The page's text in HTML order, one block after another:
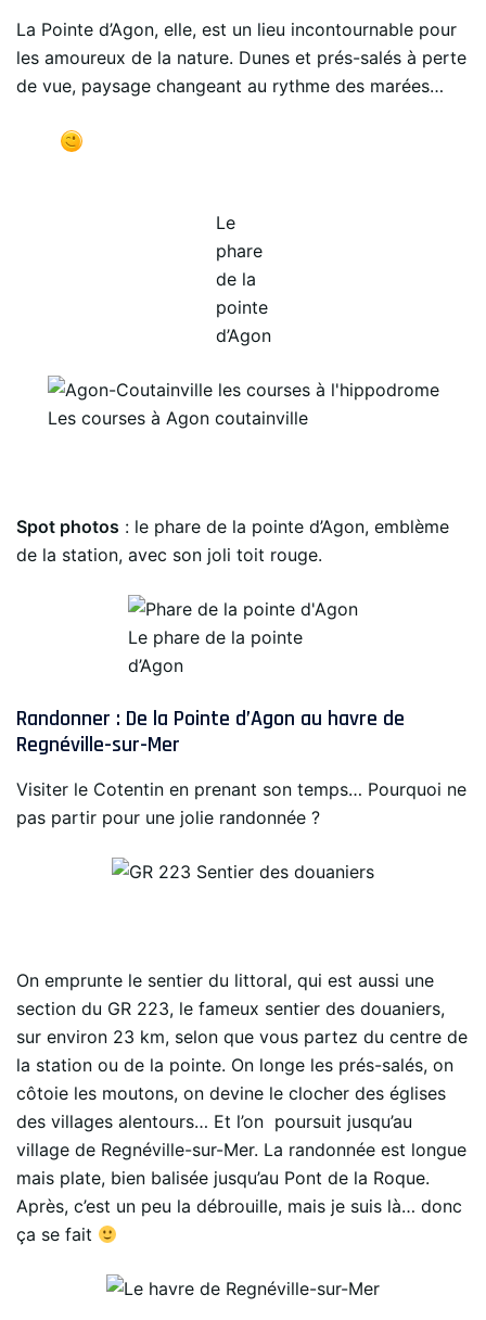
La Pointe d’Agon, elle, est un lieu incontournable pour
les amoureux de la nature. Dunes et prés-salés à perte
de vue, paysage changeant au rythme des marées…
Le
phare
de la
pointe
d’Agon
Les courses à Agon coutainville
Spot photos : le phare de la pointe d’Agon, emblème
de la station, avec son joli toit rouge.
Le phare de la pointe
d’Agon
Randonner : De la Pointe d’Agon au havre de
Regnéville-sur-Mer
Visiter le Cotentin en prenant son temps… Pourquoi ne
pas partir pour une jolie randonnée ?
On emprunte le sentier du littoral, qui est aussi une
section du GR 223, le fameux sentier des douaniers,
sur environ 23 km, selon que vous partez du centre de
la station ou de la pointe. On longe les prés-salés, on
côtoie les moutons, on devine le clocher des églises
des villages alentours… Et l’on poursuit jusqu’au
village de Regnéville-sur-Mer. La randonnée est longue
mais plate, bien balisée jusqu’au Pont de la Roque.
Après, c’est un peu la débrouille, mais je suis là… donc
ça se fait